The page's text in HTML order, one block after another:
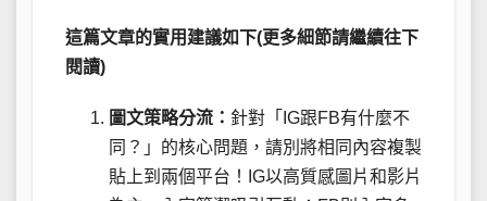
這篇文章的實用建議如下(更多細節請繼續往下
閱讀)
圖文策略分流： 針對「IG跟FB有什麼不
同？」的核心問題，請別將相同內容複製
貼上到兩個平台！IG以高質感圖片和影片